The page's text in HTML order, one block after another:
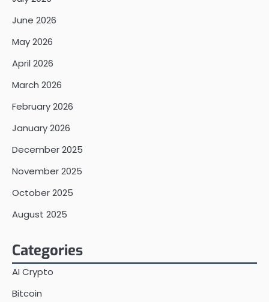
June 2026
May 2026
April 2026
March 2026
February 2026
January 2026
December 2025
November 2025
October 2025
August 2025
Categories
AI Crypto
Bitcoin